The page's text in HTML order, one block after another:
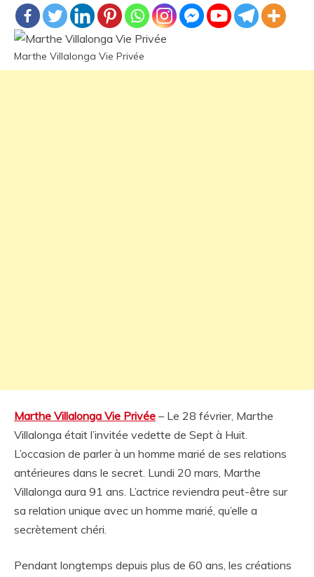
Marthe Villalonga Vie Privée
Marthe Villalonga Vie Privée – Le 28 février, Marthe
Villalonga était l’invitée vedette de Sept à Huit.
L’occasion de parler à un homme marié de ses relations
antérieures dans le secret. Lundi 20 mars, Marthe
Villalonga aura 91 ans. L’actrice reviendra peut-être sur
sa relation unique avec un homme marié, qu’elle a
secrètement chéri.
Pendant longtemps depuis plus de 60 ans, les créations